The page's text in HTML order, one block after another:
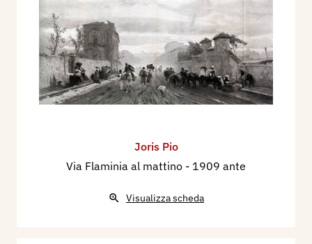
Joris Pio
Via Flaminia al mattino - 1909 ante
Visualizza scheda